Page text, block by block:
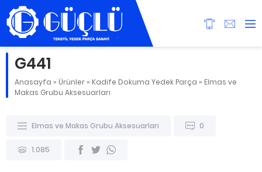
G441
Anasayfa » Ürünler » Kadife Dokuma Yedek Parça » Elmas ve
Makas Grubu Aksesuarları
Elmas ve Makas Grubu Aksesuarları 0
1.085